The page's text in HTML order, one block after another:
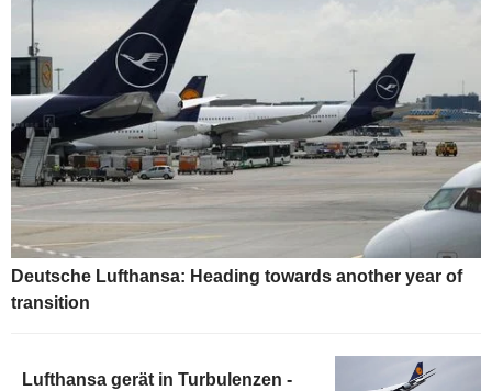
Deutsche Lufthansa: Heading towards another year of
transition
Lufthansa gerät in Turbulenzen -